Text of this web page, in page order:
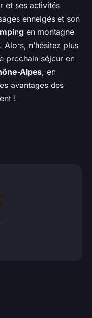
et ses activités
enneigés et son
en montagne
Alors, n’hésitez plus
prochain séjour en
Alpes, en
avantages des
!